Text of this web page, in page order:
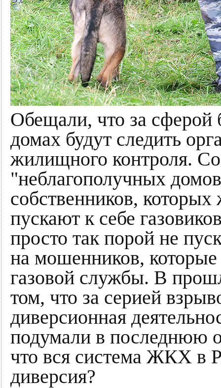
Обещали, что за сферой
домах будут следить
жилищного контроля.
"неблагополучных
собственников,
пускают к себе
просто так порой не
на мошенников, которые
газовой службы. В
том, что за серией
диверсионная
подумали в последнюю
что вся система ЖКХ в
диверсия?